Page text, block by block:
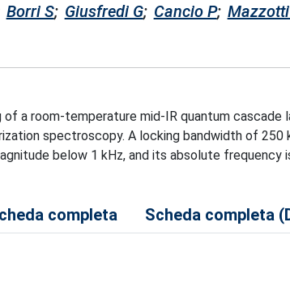
Borri S; Giusfredi G; Cancio P;
of a room-temperature mid-IR quantum
spectroscopy. A locking bandwidth of 250
below 1 kHz, and its absolute
completa Scheda completa